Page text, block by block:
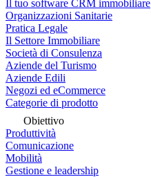
Il tuo software CRM immobiliare
Organizzazioni Sanitarie
Pratica Legale
Il Settore Immobiliare
Società di Consulenza
Aziende del Turismo
Aziende Edili
Negozi ed eCommerce
Categorie di prodotto
Obiettivo
Produttività
Comunicazione
Mobilità
Gestione e leadership